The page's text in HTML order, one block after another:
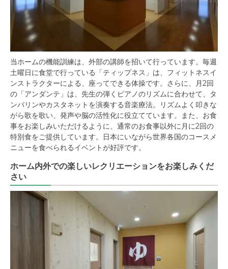
当ホームの機能訓練は、外部の講師を招いて行っています。毎週
土曜日に食堂で行っている「ティップネス」は、フィットネスイ
ンストラクターによる、座ってできる体操です。さらに、月2回
の「アンダンテ」は、先生の弾くピアノのリズムに合わせて、タ
ンバリンやカスタネットを演奏する音楽療法。リズムよく叩きな
がら歌を歌い、発声や脳の活性化に役立てています。また、お食
事をお楽しみいただけるように、通常のお食事以外に月に2回の
特別食をご提供しています。日本にいながら世界各国のコースメ
ニューを食べられるイベントが好評です。
ホーム内外での楽しいレクリエーションをお楽しみくだ
さい